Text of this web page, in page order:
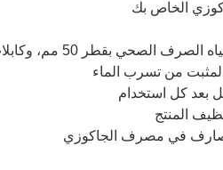
الخاص بك
3 × 2.5 ووصلات تركيب ساخنة وباردة
بعد كل استخدام
المنتج
في مصرف الجاكوزي